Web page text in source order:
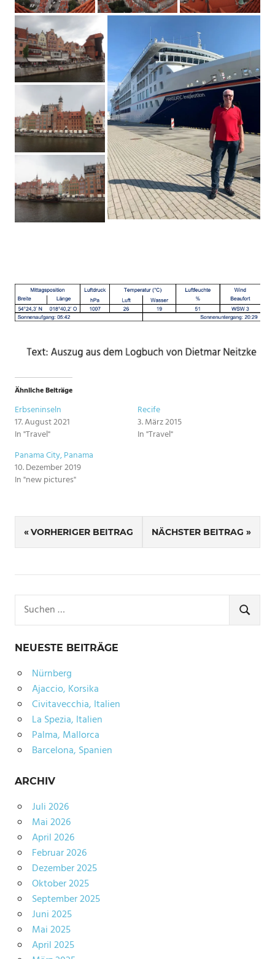
Ähnliche Beiträge
Erbseninseln
17. August 2021
In "Travel"
Recife
3. März 2015
In "Travel"
Panama City, Panama
10. Dezember 2019
In "new pictures"
Beitragsnavigation
VORHERIGER BEITRAG NÄCHSTER BEITRAG
nach:
SUCHEN
NEUESTE BEITRÄGE
Nürnberg
Ajaccio, Korsika
Civitavecchia, Italien
La Spezia, Italien
Palma, Mallorca
Barcelona, Spanien
ARCHIV
Juli 2026
Mai 2026
April 2026
Februar 2026
Dezember 2025
Oktober 2025
September 2025
Juni 2025
Mai 2025
April 2025